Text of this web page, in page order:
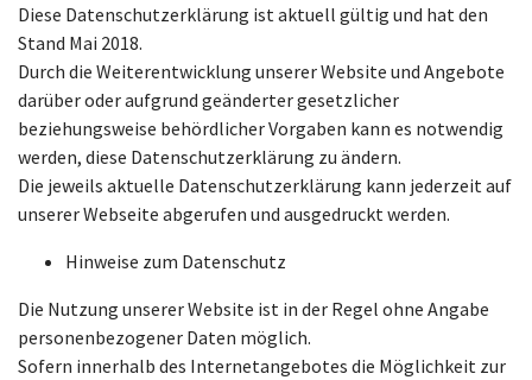
Diese Datenschutzerklärung ist aktuell gültig und hat den
Stand Mai 2018.
Durch die Weiterentwicklung unserer Website und Angebote
darüber oder aufgrund geänderter gesetzlicher
beziehungsweise behördlicher Vorgaben kann es notwendig
werden, diese Datenschutzerklärung zu ändern.
Die jeweils aktuelle Datenschutzerklärung kann jederzeit auf
unserer Webseite abgerufen und ausgedruckt werden.
Hinweise zum Datenschutz
Die Nutzung unserer Website ist in der Regel ohne Angabe
personenbezogener Daten möglich.
Sofern innerhalb des Internetangebotes die Möglichkeit zur